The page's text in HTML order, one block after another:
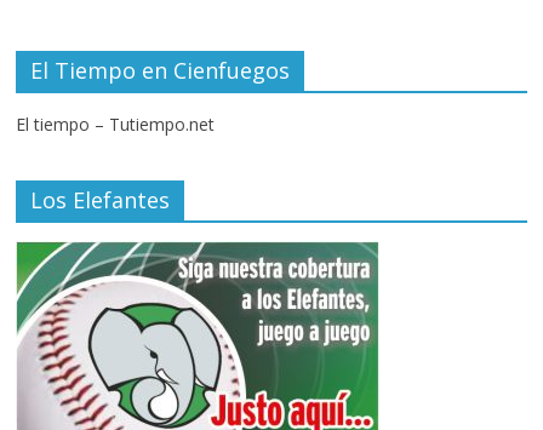
El Tiempo en Cienfuegos
El tiempo – Tutiempo.net
Los Elefantes